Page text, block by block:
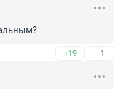
+19 –1